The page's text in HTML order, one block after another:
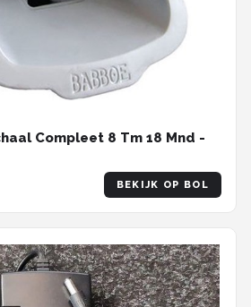
Compleet 8 Tm 18 Mnd -
BEKIJK OP BOL